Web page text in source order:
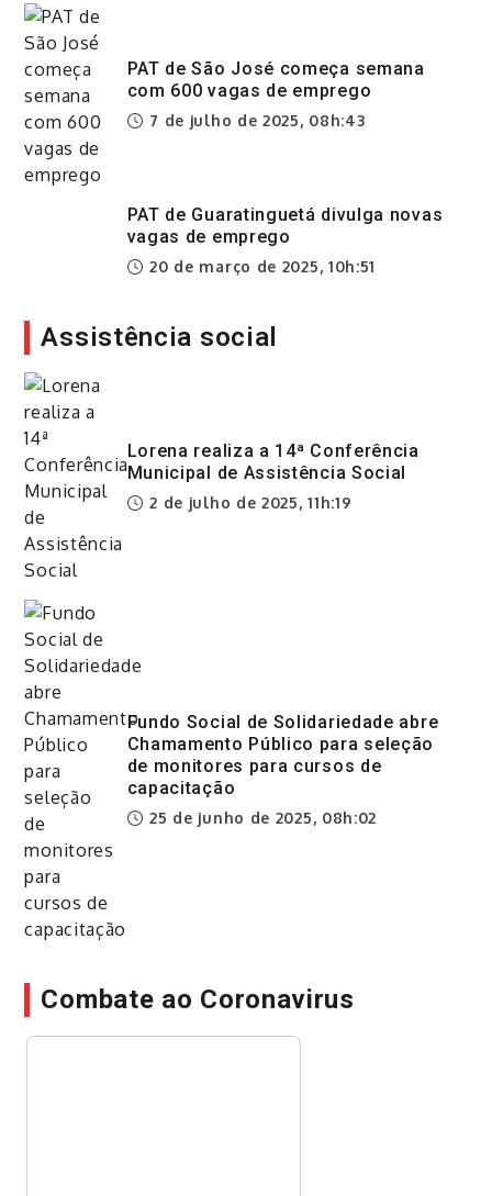
PAT de São José começa semana
com 600 vagas de emprego
7 de julho de 2025, 08h:43
PAT de Guaratinguetá divulga novas
vagas de emprego
20 de março de 2025, 10h:51
Assistência social
Lorena realiza a 14ª Conferência
Municipal de Assistência Social
2 de julho de 2025, 11h:19
Fundo Social de Solidariedade abre
Chamamento Público para seleção
de monitores para cursos de
capacitação
25 de junho de 2025, 08h:02
Combate ao Coronavirus